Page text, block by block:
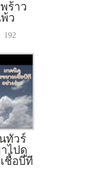
ร้าว
ว
192
ทัวร์
ไปดู
ชื้อบีที